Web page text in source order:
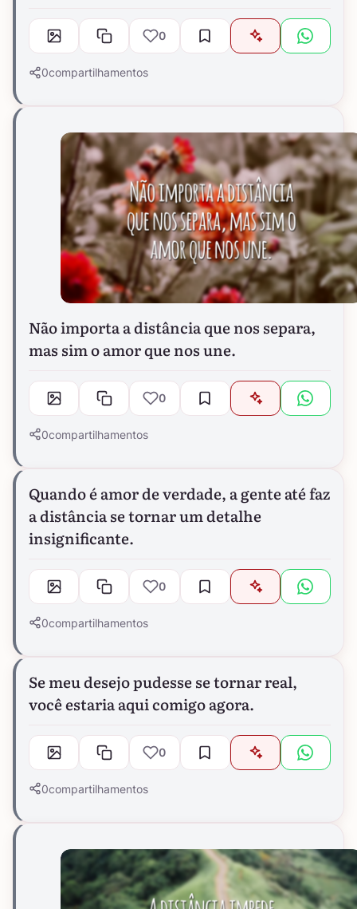
0
0compartilhamentos
Não importa a distância que nos separa,
mas sim o amor que nos une.
0
0compartilhamentos
Quando é amor de verdade, a gente até faz
a distância se tornar um detalhe
insignificante.
0
0compartilhamentos
Se meu desejo pudesse se tornar real,
você estaria aqui comigo agora.
0
0compartilhamentos